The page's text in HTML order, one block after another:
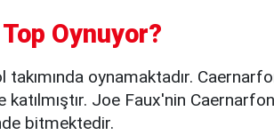
Oynuyor?
oynamaktadır.
Joe Faux'nin
bitmektedir.